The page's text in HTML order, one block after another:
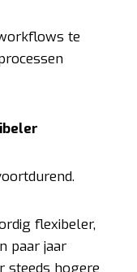
te
flexibeler,
paar jaar